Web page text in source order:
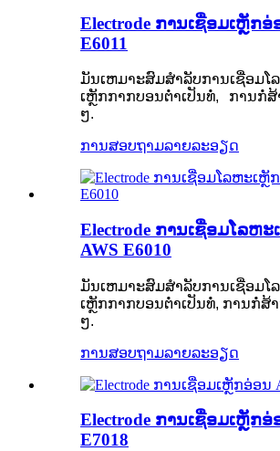
Electrode ການເຊື່ອມເຫຼັກອ່
E6011
ມັນເຫມາະສົມສໍາລັບການເຊື່ອມໂ
ເຫຼັກກາກບອນຕ່ໍາເປັນທໍ່, ການກໍ່ສ້
ໆ.
ການສອບຖາມລາຍລະອຽດ
Electrode ການເຊື່ອມໂລຫ
AWS E6010
ມັນເຫມາະສົມສໍາລັບການເຊື່ອມໂ
ເຫຼັກກາກບອນຕ່ໍາເປັນທໍ່, ການກໍ່ສ້
ໆ.
ການສອບຖາມລາຍລະອຽດ
Electrode ການເຊື່ອມເຫຼັກອ່
E7018